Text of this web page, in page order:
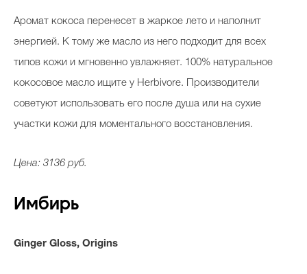
Аромат кокоса перенесет в жаркое лето и наполнит
энергией. К тому же масло из него подходит для всех
типов кожи и мгновенно увлажняет. 100% натуральное
кокосовое масло ищите у Herbivore. Производители
советуют использовать его после душа или на сухие
участки кожи для моментального восстановления.
Цена: 3136 руб.
Имбирь
Ginger Gloss, Origins